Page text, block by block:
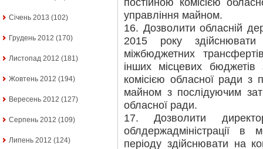
Січень 2013 (102)
Грудень 2012 (170)
Листопад 2012 (181)
Жовтень 2012 (194)
Вересень 2012 (127)
Серпень 2012 (109)
Липень 2012 (124)
постійною комісією
управління майном.
16. Дозволити обласній
2015 року
міжбюджетних
інших місцевих
комісією обласної ради з
майном з послідуючим
обласної ради.
17. Дозволити
облдержадміністрації в
періоду здійснювати на